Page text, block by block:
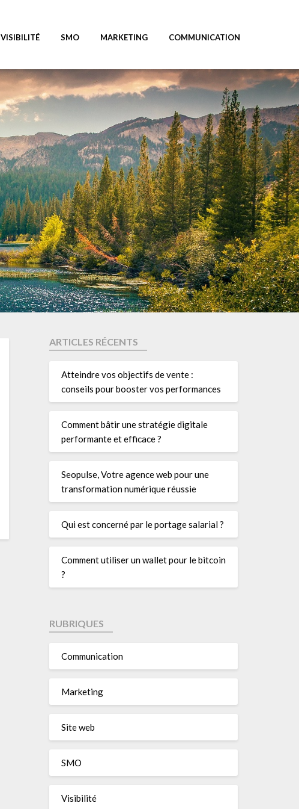
VISIBILITÉ SMO MARKETING COMMUNICATION
ARTICLES RÉCENTS
Atteindre vos objectifs de vente :
conseils pour booster vos performances
Comment bâtir une stratégie digitale
performante et efficace ?
Seopulse, Votre agence web pour une
transformation numérique réussie
Qui est concerné par le portage salarial ?
Comment utiliser un wallet pour le bitcoin
?
RUBRIQUES
Communication
Marketing
Site web
SMO
Visibilité